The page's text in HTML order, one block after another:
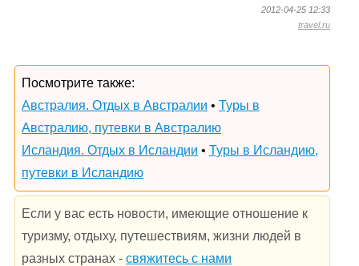
2012-04-25 12:33
travel.ru
Посмотрите также:
Австралия. Отдых в Австралии • Туры в
Австралию, путевки в Австралию
Исландия. Отдых в Исландии • Туры в Исландию,
путевки в Исландию
Если у вас есть новости, имеющие отношение к
туризму, отдыху, путешествиям, жизни людей в
разных странах - свяжитесь с нами